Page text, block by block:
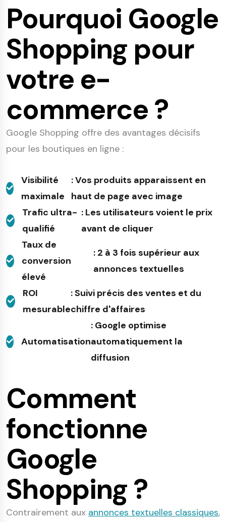
Pourquoi Google
Shopping pour
votre e-
commerce ?
Google Shopping offre des avantages décisifs
pour les boutiques en ligne :
Visibilité
maximale
: Vos produits apparaissent en
haut de page avec image
Trafic ultra-
qualifié
: Les utilisateurs voient le prix
avant de cliquer
Taux de
conversion
élevé
: 2 à 3 fois supérieur aux
annonces textuelles
ROI
mesurable
: Suivi précis des ventes et du
chiffre d'affaires
Automatisation
: Google optimise
automatiquement la
diffusion
Comment
fonctionne
Google
Shopping ?
Contrairement aux annonces textuelles classiques,